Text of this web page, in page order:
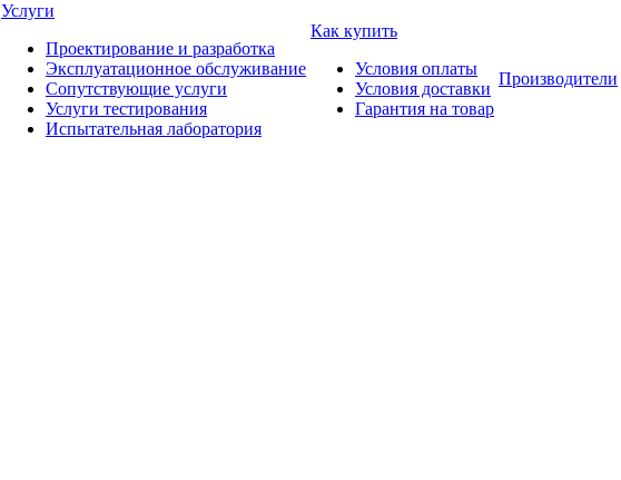
Услуги
Проектирование и разработка
Эксплуатационное обслуживание
Сопутствующие услуги
Услуги тестирования
Испытательная лаборатория
Как купить
Условия оплаты
Условия доставки
Гарантия на товар
Производители